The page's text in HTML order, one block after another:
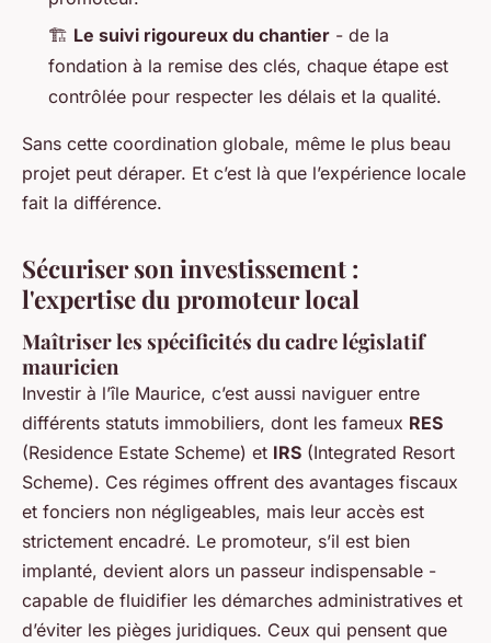
🏗️ Le suivi rigoureux du chantier - de la
fondation à la remise des clés, chaque étape est
contrôlée pour respecter les délais et la qualité.
Sans cette coordination globale, même le plus beau
projet peut déraper. Et c’est là que l’expérience locale
fait la différence.
Sécuriser son investissement :
l'expertise du promoteur local
Maîtriser les spécificités du cadre législatif
mauricien
Investir à l’île Maurice, c’est aussi naviguer entre
différents statuts immobiliers, dont les fameux RES
(Residence Estate Scheme) et IRS (Integrated Resort
Scheme). Ces régimes offrent des avantages fiscaux
et fonciers non négligeables, mais leur accès est
strictement encadré. Le promoteur, s’il est bien
implanté, devient alors un passeur indispensable -
capable de fluidifier les démarches administratives et
d’éviter les pièges juridiques. Ceux qui pensent que